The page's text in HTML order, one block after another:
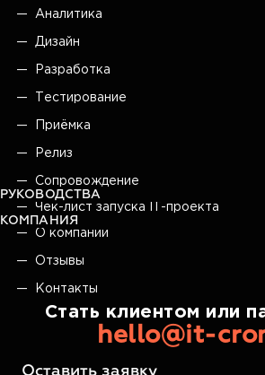
Аналитика
Дизайн
Разработка
Тестирование
Приёмка
Релиз
Сопровождение
РУКОВОДСТВА
Чек-лист запуска IT-проекта
КОМПАНИЯ
О компании
Отзывы
Контакты
Стать клиентом или
hello@it-
Оставить заявку